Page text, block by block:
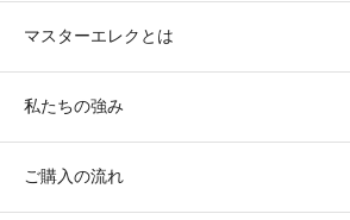
マスターエレクとは
私たちの強み
ご購入の流れ